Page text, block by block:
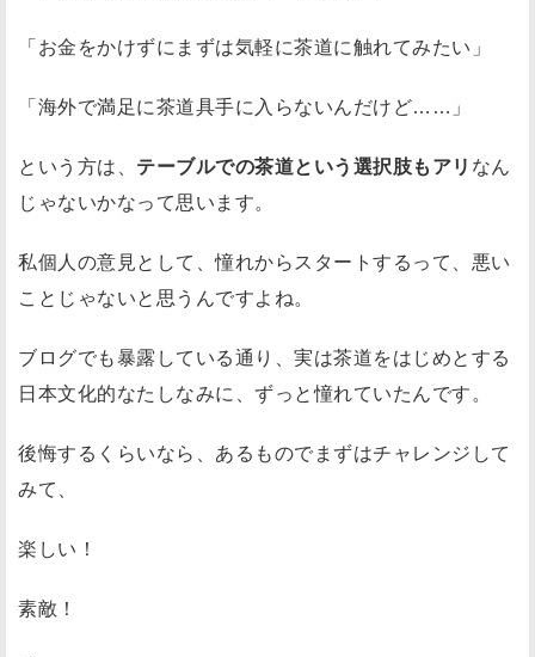
「お金をかけずにまずは気軽に茶道に触れてみたい」
「海外で満足に茶道具手に入らないんだけど……」
という方は、 テーブルでの茶道という選択肢もアリ なん
じゃないかなって思います。
私個人の意見として、憧れからスタートするって、悪い
ことじゃないと思うんですよね。
ブログでも暴露している通り、実は茶道をはじめとする
日本文化的なたしなみに、ずっと憧れていたんです。
後悔するくらいなら、あるものでまずはチャレンジして
みて、
楽しい！
素敵！